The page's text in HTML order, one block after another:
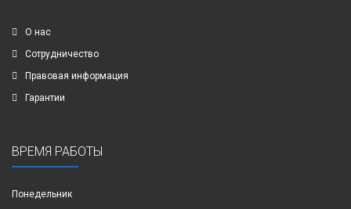
О нас
Сотрудничество
Правовая информация
Гарантии
ВРЕМЯ РАБОТЫ
Понедельник